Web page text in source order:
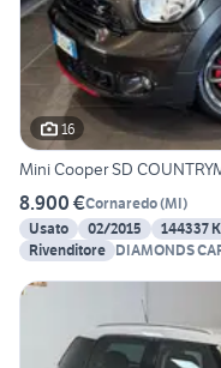
16
Mini Cooper SD
8.900 €Cornaredo(MI)
Usato
02/2015 144337
Rivenditore DIAMONDS